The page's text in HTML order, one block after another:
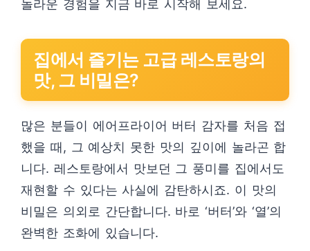
놀라운 경험을 지금 바로 시작해 보세요.
집에서 즐기는 고급 레스토랑의
맛, 그 비밀은?
많은 분들이 에어프라이어 버터 감자를 처음 접
했을 때, 그 예상치 못한 맛의 깊이에 놀라곤 합
니다. 레스토랑에서 맛보던 그 풍미를 집에서도
재현할 수 있다는 사실에 감탄하시죠. 이 맛의
비밀은 의외로 간단합니다. 바로 ‘버터’와 ‘열’의
완벽한 조화에 있습니다.